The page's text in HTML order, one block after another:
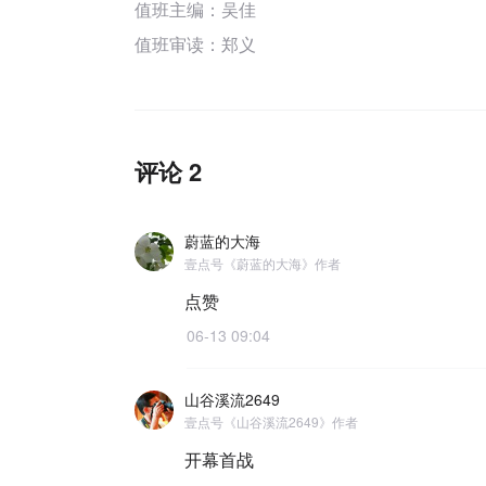
值班主编： 吴佳
值班审读：郑义
评论 2
蔚蓝的大海
壹点号《蔚蓝的大海》作者
点赞
06-13 09:04
山谷溪流2649
壹点号《山谷溪流2649》作者
开幕首战